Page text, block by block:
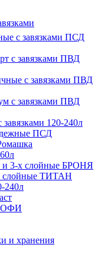
с завязками ПСД
с завязками ПВД
с завязками ПВД
с завязками ПВД
120-240л
ПСД
и 3-х слойные БРОНЯ
слойные ТИТАН
240л
и хранения